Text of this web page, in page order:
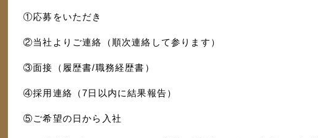
①応募をいただき
②当社よりご連絡（順次連絡して参ります）
③面接（履歴書/職務経歴書）
④採用連絡（7日以内に結果報告）
⑤ご希望の日から入社